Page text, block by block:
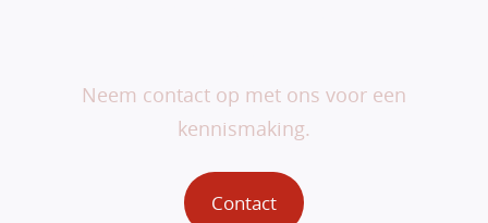
Neem contact op met ons voor een
kennismaking.
Contact